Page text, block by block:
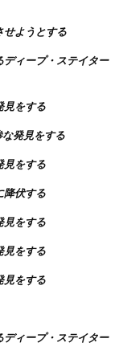
せようとする
ィープ・ステイター
見をする
発見をする
見をする
降伏する
見をする
見をする
見をする
ィープ・ステイター